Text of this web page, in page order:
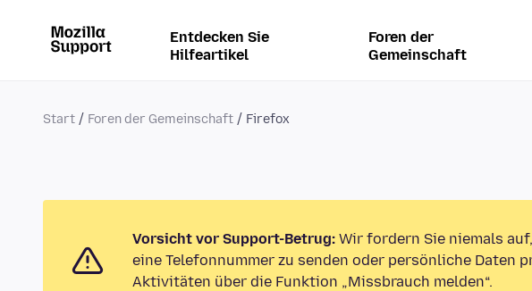
Entdecken Sie
Hilfeartikel
Foren der
Gemeinschaft
Start Foren der Gemeinschaft Firefox
Vorsicht vor Support-Betrug: Wir fordern Sie niemals
eine Telefonnummer zu senden oder persönliche Daten
Aktivitäten über die Funktion „Missbrauch melden“.